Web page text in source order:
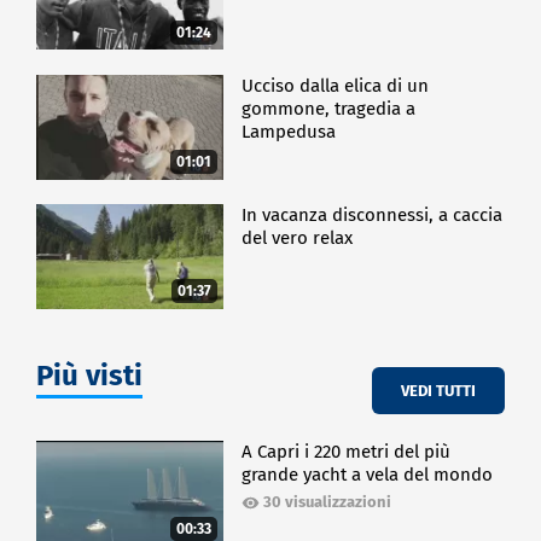
01:24
01:01
Ucciso dalla elica di un
gommone, tragedia a
Lampedusa
01:37
In vacanza disconnessi, a caccia
del vero relax
Più visti VEDI TUTTI
00:33
A Capri i 220 metri del più
grande yacht a vela del mondo
30 visualizzazioni